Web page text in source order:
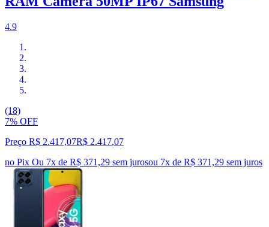
4.9
(18)
7% OFF
Preço R$ 2.417,07R$ 2.417,07
no Pix Ou 7x de R$ 371,29 sem jurosou 7x de R$ 371,29 sem juros